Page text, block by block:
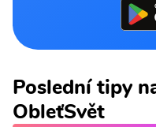
Poslední tipy
ObleťSvět